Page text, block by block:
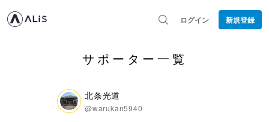
ログイン 新規登録
サポーター一覧
北条光道
@warukan5940